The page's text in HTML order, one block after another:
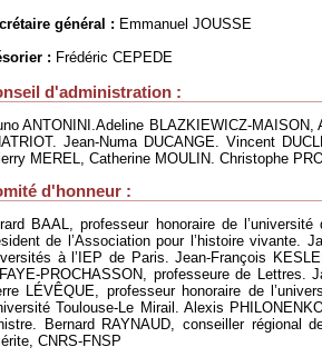
général : Emmanuel JOUSSE
: Frédéric CEPEDE
d'administration :
ANTONINI.Adeline BLAZKIEWICZ-
Jean-Numa DUCANGE. Vincent
MEREL, Catherine MOULIN. Christophe
d'honneur :
BAAL, professeur honoraire de
de l’Association pour l’histoire vivante.
à l’IEP de Paris. Jean-François
PROCHASSON, professeure de Lettres.
LÉVÊQUE, professeur honoraire de
Toulouse-Le Mirail. Alexis
Bernard RAYNAUD, conseiller régional
CNRS-FNSP